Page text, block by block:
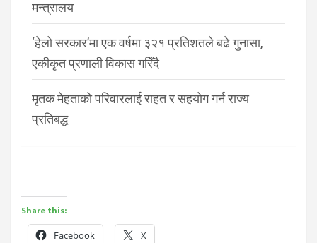
मन्त्रालय
‘हेलो सरकार’मा एक वर्षमा ३२१ प्रतिशतले बढे गुनासा,
एकीकृत प्रणाली विकास गरिँदै
मृतक मेहताको परिवारलाई राहत र सहयोग गर्न राज्य
प्रतिबद्ध
Share this:
Facebook X